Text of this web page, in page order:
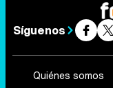
Síguenos
Quiénes somos